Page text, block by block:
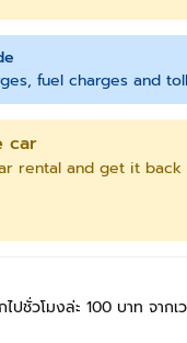
fuel charges and
car
rental and get it
ปชั่วโมงล่ะ 100 บาท จากเ